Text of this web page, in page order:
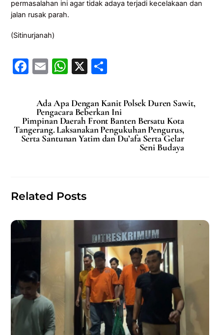
permasalahan ini agar tidak adaya terjadi kecelakaan dan
jalan rusak parah.
(Sitinurjanah)
F
e
b
o
E
ai
l
W
at
s
A
p
X
ar
e
Ada Apa Dengan Kanit Polsek Duren Sawit,
Pengacara Beberkan Ini
Pimpinan Daerah Front Banten Bersatu Kota
Tangerang. Laksanakan Pengukuhan Pengurus,
Serta Santunan Yatim dan Du’afa Serta Gelar
Seni Budaya
Related Posts